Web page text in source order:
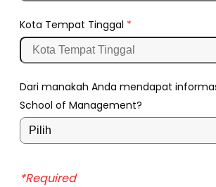
Kota Tempat Tinggal *
Dari manakah Anda mendapat
School of Management?
*Required